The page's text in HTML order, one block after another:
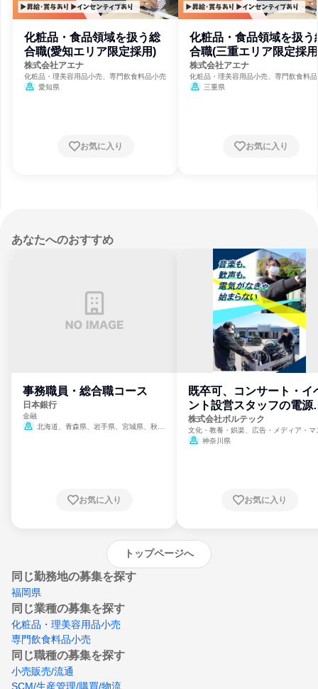
化粧品・食品領域を扱う総
合職(愛知エリア限定採用)
株式会社アエナ
化粧品・理美容用品小売、専門飲食料品小売
愛知県
お気に入り
化粧品・食品領域を扱う
合職(三重エリア限定採
株式会社アエナ
化粧品・理美容用品小売、専門飲食料
三重県
お気に入り
あなたへのおすすめ
事務職員・総合職コース
日本銀行
金融
北海道、青森県、岩手県、宮城県、秋田
崎県、熊本県、大分県、宮崎県、鹿児島県、
お気に入り
既卒可、コンサート・イ
ント設営スタッフの電源
門
株式会社ボルテック
文化・教養・娯楽、広告・メディア・マ
ミ、電力・ガス・水道・エネルギー
神奈川県
お気に入り
トップページへ
同じ勤務地の募集を探す
福岡県
同じ業種の募集を探す
化粧品・理美容用品小売
専門飲食料品小売
同じ職種の募集を探す
小売販売/流通
SCM/生産管理/購買/物流